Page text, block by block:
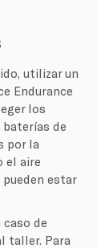
utilizar un
Endurance
los
baterías de
por la
el aire
estar
caso de
taller. Para